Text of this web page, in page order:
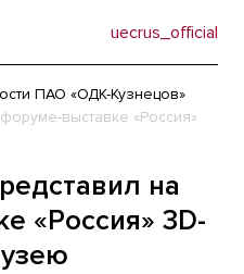
uecrus_official
ПАО «ОДК-Кузнецов»
выставке «Россия»
на
«Россия» 3D-